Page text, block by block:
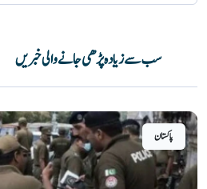
سب سے زیادہ پڑھی جانے والی خبریں
پاکستان